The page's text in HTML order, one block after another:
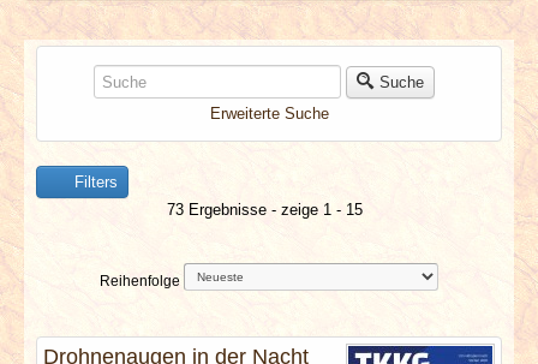
NEUESTE ARTIKEL
NEWS & DATES
BERICHTE
VERLOSUNGEN
Suche
Erweiterte Suche
Filters
73 Ergebnisse - zeige 1 - 15
Reihenfolge
Drohnenaugen in der Nacht